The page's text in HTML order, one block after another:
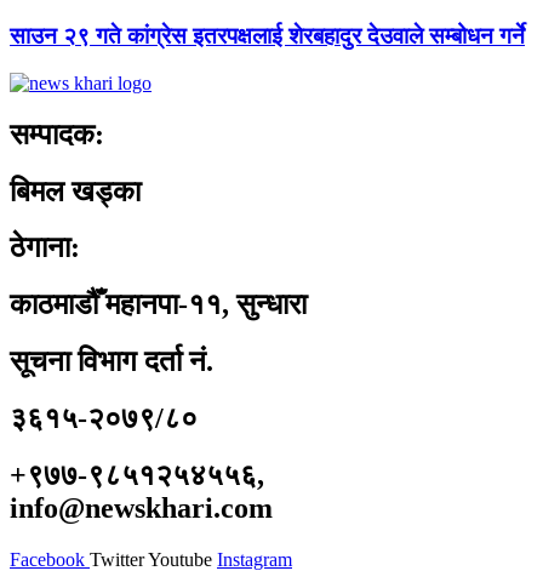
साउन २९ गते कांग्रेस इतरपक्षलाई शेरबहादुर देउवाले सम्बोधन गर्ने
सम्पादक:
बिमल खड्का
ठेगाना:
काठमाडौँ महानपा-११, सुन्धारा
सूचना विभाग दर्ता नं.
३६१५-२०७९/८०
+९७७-९८५१२५४५५६,
info@newskhari.com
Facebook TwitterYoutube Instagram